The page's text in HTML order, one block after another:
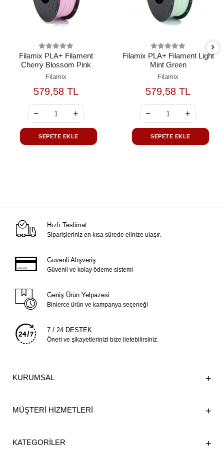
Filamix PLA+ Filament
Cherry Blossom Pink
Filamix
579,58 TL
SEPETE EKLE
Filamix PLA+ Filament Light
Mint Green
Filamix
579,58 TL
SEPETE EKLE
Hızlı Teslimat
Siparişleriniz en kısa sürede elinize ulaşır.
Güvenli Alışveriş
Güvenli ve kolay ödeme sistemi
Geniş Ürün Yelpazesi
Binlerce ürün ve kampanya seçeneği
7 / 24 DESTEK
Öneri ve şikayetlerinizi bize iletebilirsiniz.
KURUMSAL
MÜŞTERİ HİZMETLERİ
KATEGORİLER